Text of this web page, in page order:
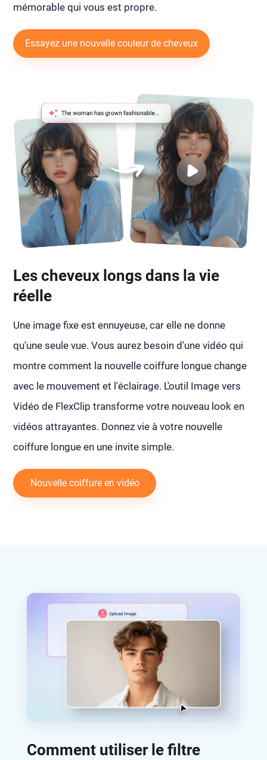
mémorable qui vous est propre.
Essayez une nouvelle couleur de cheveux
Les cheveux longs dans la vie
réelle
Une image fixe est ennuyeuse, car elle ne donne
qu'une seule vue. Vous aurez besoin d'une vidéo qui
montre comment la nouvelle coiffure longue change
avec le mouvement et l'éclairage. L'outil Image vers
Vidéo de FlexClip transforme votre nouveau look en
vidéos attrayantes. Donnez vie à votre nouvelle
coiffure longue en une invite simple.
Nouvelle coiffure en vidéo
Comment utiliser le filtre